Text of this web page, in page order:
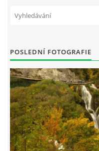
POSLEDNÍ FOTOGRAFIE